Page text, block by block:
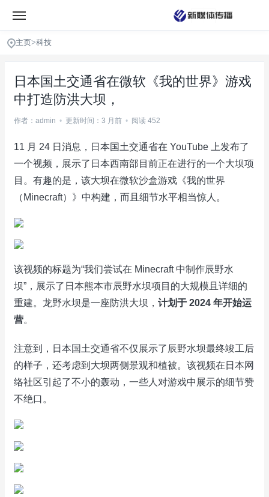
主页>科技
日本国土交通省在微软《我的世界》游戏
中打造防洪大坝，
作者：admin • 更新时间：3 月前 • 阅读 452
11 月 24 日消息，日本国土交通省在 YouTube 上发布了
一个视频，展示了日本西南部目前正在进行的一个大坝项
目。有趣的是，该大坝在微软沙盒游戏《我的世界
（Minecraft）》中构建，而且细节水平相当惊人。
该视频的标题为“我们尝试在 Minecraft 中制作辰野水
坝”，展示了日本熊本市辰野水坝项目的大规模且详细的
重建。龙野水坝是一座防洪大坝， 计划于 2024 年开始运
营。
注意到，日本国土交通省不仅展示了辰野水坝最终竣工后
的样子，还考虑到大坝两侧景观和植被。该视频在日本网
络社区引起了不小的轰动，一些人对游戏中展示的细节赞
不绝口。